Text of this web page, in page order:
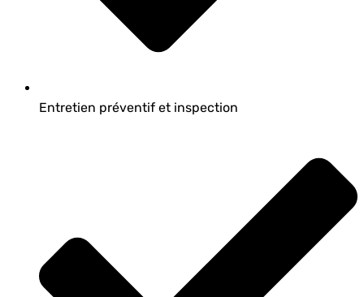
Entretien préventif et inspection